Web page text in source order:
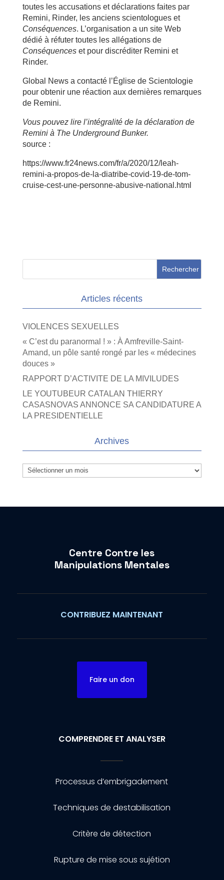
toutes les accusations et déclarations faites par
Remini, Rinder, les anciens scientologues et
Conséquences. L’organisation a un site Web
dédié à réfuter toutes les allégations de
Conséquenceset pour discréditer Remini et
Rinder.
Global News a contacté l’Église de Scientologie
pour obtenir une réaction aux dernières remarques
de Remini.
Vous pouvez lire l’intégralité de la déclaration de
Remini à The Underground Bunker.
source :
https://www.fr24news.com/fr/a/2020/12/leah-
remini-a-propos-de-la-diatribe-covid-19-de-tom-
cruise-cest-une-personne-abusive-national.html
Articles récents
VIOLENCES SEXUELLES
« C’est du paranormal ! » : À Amfreville-Saint-
Amand, un pôle santé rongé par les « médecines
douces »
RAPPORT D’ACTIVITE DE LA MIVILUDES
LE YOUTUBEUR CATALAN THIERRY
CASASNOVAS ANNONCE SA CANDIDATURE A
LA PRESIDENTIELLE
Archives
Archives
Centre Contre les
Manipulations Mentales
CONTRIBUEZ MAINTENANT
Faire un don
COMPRENDRE ET ANALYSER
Processus d’embrigadement
Techniques de destabilisation
Critère de détection
Rupture de mise sous sujétion